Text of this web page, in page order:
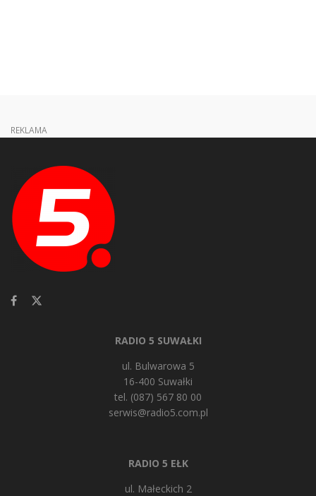
REKLAMA
RADIO 5 SUWAŁKI
ul. Bulwarowa 5
16-400 Suwałki
tel. (087) 567 80 00
serwis@radio5.com.pl
RADIO 5 EŁK
ul. Małeckich 2